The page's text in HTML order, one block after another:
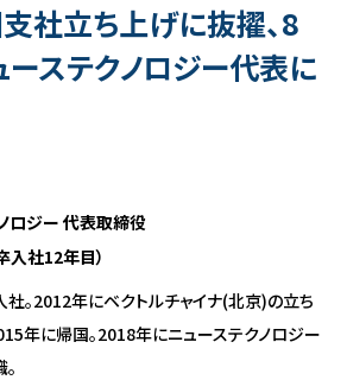
社立ち上げに抜擢、8
ステクノロジー代表に
ロジー 代表取締役
入社12年目）
。2012年にベクトルチャイナ(北京)の立ち
年に帰国。2018年にニューステクノロジー